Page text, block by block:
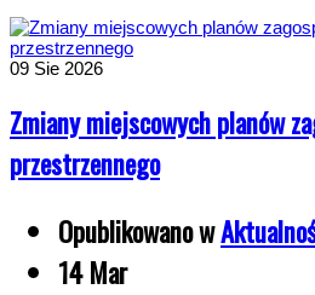
09 Sie 2026
Zmiany miejscowych planów
przestrzennego
Opublikowano w
14 Mar